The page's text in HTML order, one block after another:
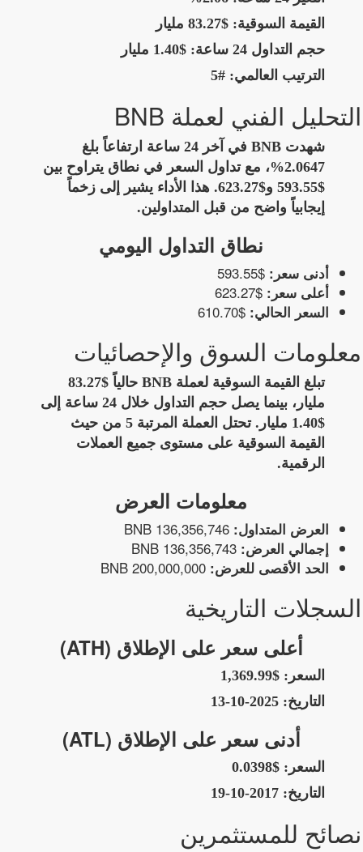
القيمة السوقية: $83.27 مليار
حجم التداول 24 ساعة:
$1.40 مليار
الترتيب العالمي: #5
التحليل الفني لعملة BNB
شهدت BNB في آخر 24 ساعة ارتفاعاً بلغ
2.0647%، مع تداول السعر في نطاق يتراوح بين
$593.55 و$623.27. هذا الأداء يشير إلى زخماً
إيجابياً واضح من قبل المتداولين.
نطاق التداول اليومي
أدنى سعر: $593.55
أعلى سعر: $623.27
السعر الحالي: $610.70
معلومات السوق والإحصائيات
تبلغ القيمة السوقية لعملة BNB حالياً $83.27
مليار، بينما يصل حجم التداول خلال 24 ساعة إلى
$1.40 مليار. تحتل العملة المرتبة 5 من حيث
القيمة السوقية على مستوى جميع العملات
الرقمية.
معلومات العرض
العرض المتداول: 136,356,746 BNB
إجمالي العرض: 136,356,743 BNB
الحد الأقصى للعرض: 200,000,000 BNB
السجلات التاريخية
أعلى سعر على الإطلاق (ATH)
السعر: $1,369.99
التاريخ: 2025-10-13
أدنى سعر على الإطلاق (ATL)
السعر: $0.0398
التاريخ: 2017-10-19
نصائح للمستثمرين